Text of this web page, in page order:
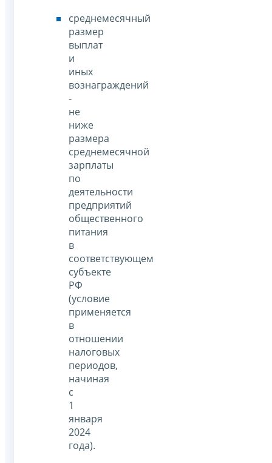
среднемесячный
размер
выплат
и
иных
вознаграждений
-
не
ниже
размера
среднемесячной
зарплаты
по
деятельности
предприятий
общественного
питания
в
соответствующем
субъекте
РФ
(условие
применяется
в
отношении
налоговых
периодов,
начиная
с
1
января
2024
года).